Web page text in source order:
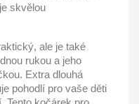
skvělou
ale je také
rukou a jeho
Extra dlouhá
pohodlí pro vaše děti